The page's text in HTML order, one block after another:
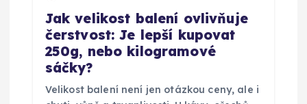
Jak velikost balení ovlivňuje
čerstvost: Je lepší kupovat
250g, nebo kilogramové
sáčky?
Velikost balení není jen otázkou ceny, ale i